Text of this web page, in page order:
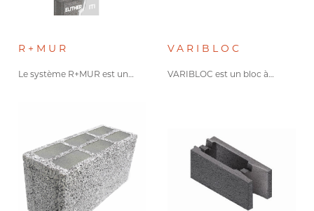
Maison individuelle
résistance thermique
R+MUR
Le système R+MUR est un…
VARIBLOC
VARIBLOC est un bloc à…